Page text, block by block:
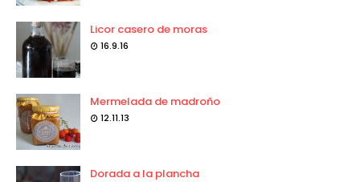
Licor casero de moras
16.9.16
Mermelada de madroño
12.11.13
Dorada a la plancha